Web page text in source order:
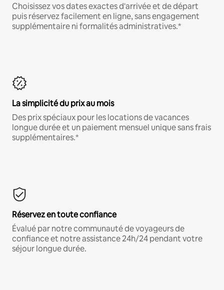
Choisissez vos dates exactes d'arrivée et de départ
puis réservez facilement en ligne, sans engagement
supplémentaire ni formalités administratives.*
La simplicité du prix au mois
Des prix spéciaux pour les locations de vacances
longue durée et un paiement mensuel unique sans frais
supplémentaires.*
Réservez en toute confiance
Évalué par notre communauté de voyageurs de
confiance et notre assistance 24h/24 pendant votre
séjour longue durée.